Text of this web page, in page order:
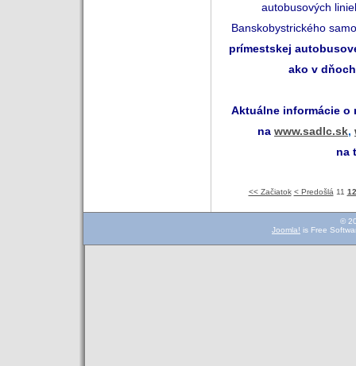
autobusových
Banskobystrického
prímestskej
ako v
Aktuálne informácie o
na www.sadlc.sk,
na
<< Začiatok < Predošlá 11 12
©
Joomla! is Free